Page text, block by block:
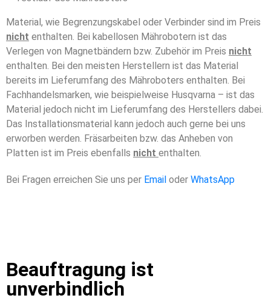
Material, wie Begrenzungskabel oder Verbinder sind im Preis
nicht enthalten. Bei kabellosen Mährobotern ist das
Verlegen von Magnetbändern bzw. Zubehör im Preis nicht
enthalten. Bei den meisten Herstellern ist das Material
bereits im Lieferumfang des Mähroboters enthalten. Bei
Fachhandelsmarken, wie beispielweise Husqvarna – ist das
Material jedoch nicht im Lieferumfang des Herstellers dabei.
Das Installationsmaterial kann jedoch auch gerne bei uns
erworben werden. Fräsarbeiten bzw. das Anheben von
Platten ist im Preis ebenfalls nicht enthalten.
Bei Fragen erreichen Sie uns per Email oder WhatsApp
Beauftragung ist
unverbindlich